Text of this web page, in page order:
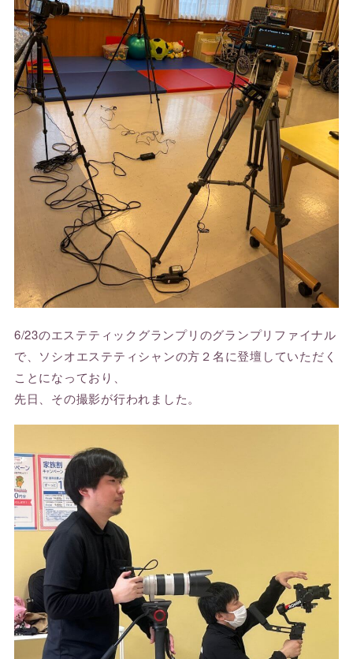
6/23のエステティックグランプリのグランプリファイナル
で、ソシオエステティシャンの方２名に登壇していただく
ことになっており、
先日、その撮影が行われました。